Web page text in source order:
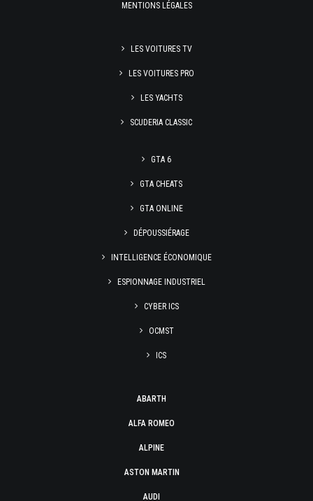
MENTIONS LÉGALES
LES VOITURES TV
LES VOITURES PRO
LES YACHTS
SCUDERIA CLASSIC
GTA 6
GTA CHEATS
GTA ONLINE
DÉPOUSSIÉRAGE
INTELLIGENCE ÉCONOMIQUE
ESPIONNAGE INDUSTRIEL
CYBER ICS
OCMST
ICS
ABARTH
ALFA ROMEO
ALPINE
ASTON MARTIN
AUDI